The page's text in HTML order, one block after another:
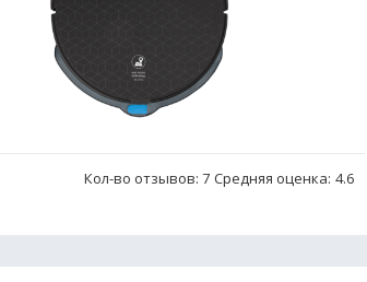
Кол-во отзывов: 7 Средняя оценка: 4.6